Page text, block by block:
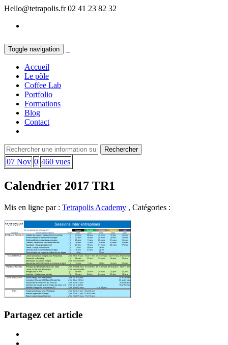
Hello@tetrapolis.fr 02 41 23 82 32
Toggle navigation
Accueil
Le pôle
Coffee Lab
Portfolio
Formations
Blog
Contact
07 Nov 0 460 vues
Calendrier 2017 TR1
Mis en ligne par : Tetrapolis Academy , Catégories :
Partagez cet article